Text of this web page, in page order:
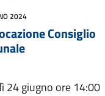
2024
Consiglio
24 giugno ore 14:00